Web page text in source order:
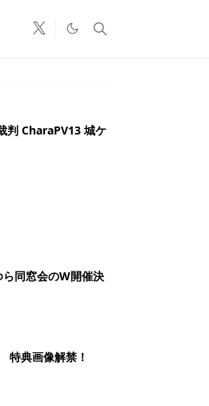
判 CharaPV13 城ケ
同窓会のW開催決
特典画像解禁！